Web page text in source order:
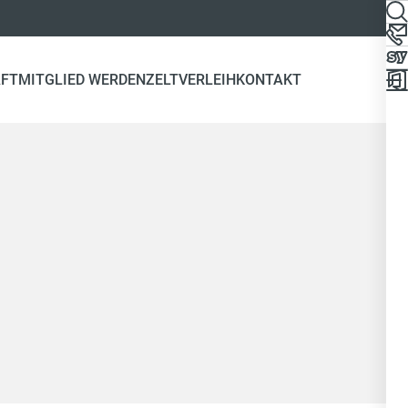
MITGLIED WERDENZELTVERLEIHKONTAKT